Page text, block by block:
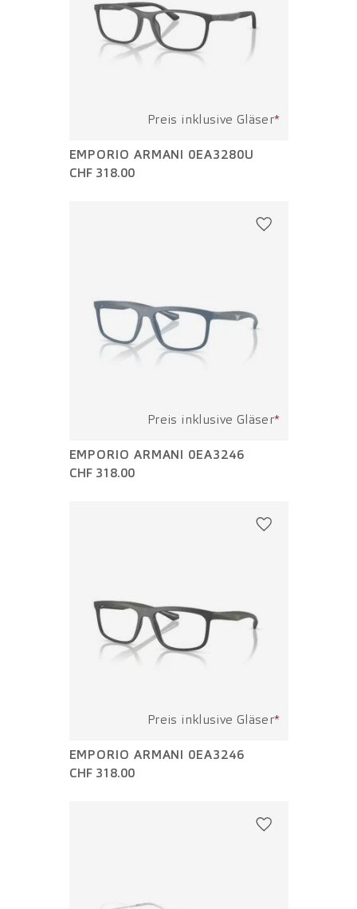
Preis inklusive Gläser*
EMPORIO ARMANI 0EA3280U
CHF 318.00
Preis inklusive Gläser*
EMPORIO ARMANI 0EA3246
CHF 318.00
Preis inklusive Gläser*
EMPORIO ARMANI 0EA3246
CHF 318.00